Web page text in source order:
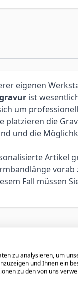
eigenen
ist
um
platzieren die
und die
Artikel
Fall müssen
zu analysieren, um
und Ihnen ein
zu den von uns